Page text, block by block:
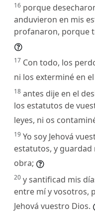
16 porque
anduvieron en mis
profanaron, porque
17 Con todo, los
ni los exterminé en
18 antes dije en el
los estatutos de
leyes, ni os
19 Yo soy Jehová
estatutos, y
obra;
20 y santificad mis
entre mí y vosotros,
Jehová vuestro Dios.